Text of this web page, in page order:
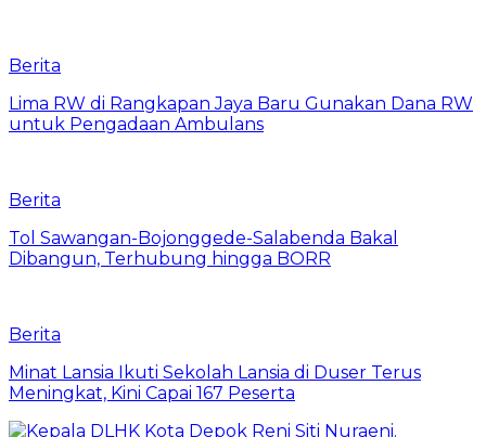
Berita
Lima RW di Rangkapan Jaya Baru Gunakan Dana RW
untuk Pengadaan Ambulans
Berita
Tol Sawangan-Bojonggede-Salabenda Bakal
Dibangun, Terhubung hingga BORR
Berita
Minat Lansia Ikuti Sekolah Lansia di Duser Terus
Meningkat, Kini Capai 167 Peserta